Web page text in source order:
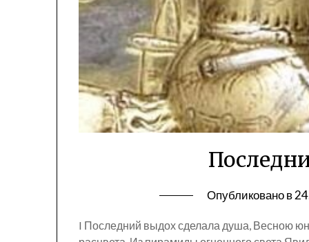
Опубликовано в
I Последний выдох сделала душа, Весною